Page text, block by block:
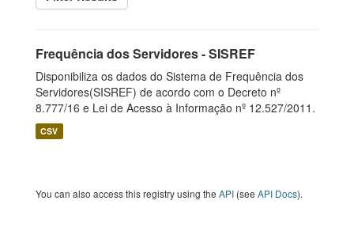
Frequência dos Servidores - SISREF
Disponibiliza os dados do Sistema de Frequência dos
Servidores(SISREF) de acordo com o Decreto nº
8.777/16 e Lei de Acesso à Informação nº 12.527/2011.
CSV
You can also access this registry using the API (see API Docs).